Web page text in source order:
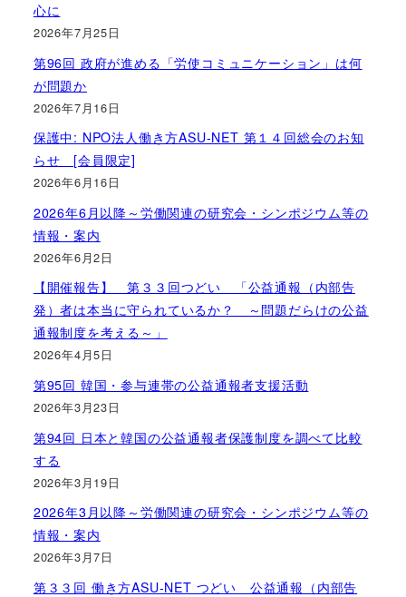
心に
2026年7月25日
第96回 政府が進める「労使コミュニケーション」は何
が問題か
2026年7月16日
保護中: NPO法人働き方ASU-NET 第１４回総会のお知
らせ [会員限定]
2026年6月16日
2026年6月以降～労働関連の研究会・シンポジウム等の
情報・案内
2026年6月2日
【開催報告】 第３３回つどい 「公益通報（内部告
発）者は本当に守られているか？ ～問題だらけの公益
通報制度を考える～」
2026年4月5日
第95回 韓国・参与連帯の公益通報者支援活動
2026年3月23日
第94回 日本と韓国の公益通報者保護制度を調べて比較
する
2026年3月19日
2026年3月以降～労働関連の研究会・シンポジウム等の
情報・案内
2026年3月7日
第３３回 働き方ASU-NET つどい 公益通報（内部告